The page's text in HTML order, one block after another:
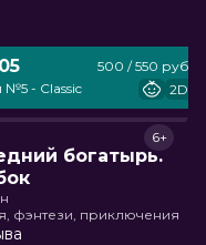
№5 - Classic
500 / 550 руб.
2D
богатырь.
6+
фэнтези, приключения